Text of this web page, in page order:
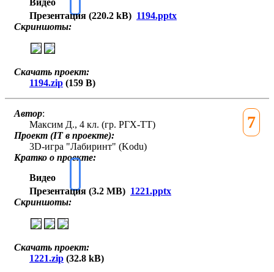
Видео
Презентация (220.2 kB) 1194.pptx
Скриншоты:
Скачать проект:
1194.zip (159 B)
7
Автор:
Максим Д., 4 кл. (гр. РГХ-ТТ)
Проект (IT в проекте):
3D-игра "Лабиринт" (Kodu)
Кратко о проекте:
Видео
Презентация (3.2 MB) 1221.pptx
Скриншоты:
Скачать проект:
1221.zip (32.8 kB)